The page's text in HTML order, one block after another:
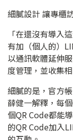
細膩設計 讓專櫃
「在還沒有導入
有加（個人的）
以通訊軟體延伸
度管理，並收集
細膩的是，官方
薛健一解釋，每
個QR Code都能
的QR Code加入